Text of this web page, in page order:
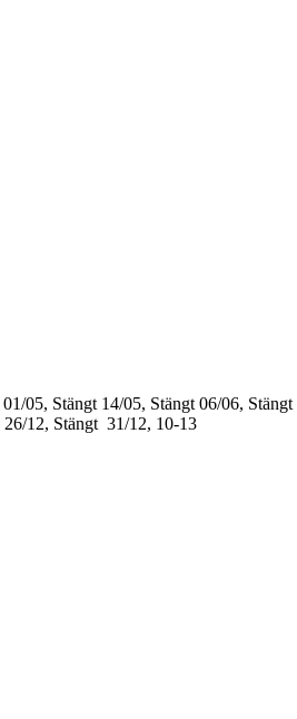
01/05, Stängt 14/05, Stängt 06/06, Stängt
26/12, Stängt 31/12, 10-13